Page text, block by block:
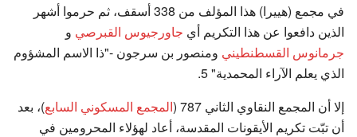
في مجمع (هييرا) هذا المؤلف من 338 أسقف، ثم حرموا أشهر
الذين دافعوا عن هذا التكريم أي جاورجيوس القبرصي و
جرمانوس القسطنطيني ومنصور بن سرجون -"ذا الاسم المشؤوم
الذي يعلم الآراء المحمدية" 5.
إلا أن المجمع النقاوي الثاني 787 (
المجمع المسكوني السابع)، بعد
أن تبّت تكريم الأيقونات المقدسة، أعاد لهؤلاء المحرومين في